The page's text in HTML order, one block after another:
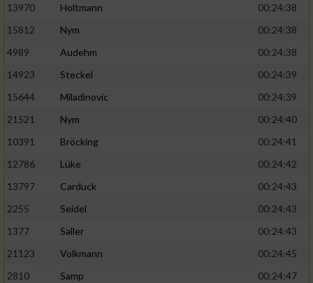
13970
Holtmann
00:24:38
15812
Nym
00:24:38
4989
Audehm
00:24:38
14923
Steckel
00:24:39
15644
Miladinovic
00:24:39
21521
Nym
00:24:40
10391
Bröcking
00:24:41
12786
Lüke
00:24:42
13797
Carduck
00:24:43
2255
Seidel
00:24:43
1377
Saller
00:24:43
21123
Volkmann
00:24:45
2810
Samp
00:24:47